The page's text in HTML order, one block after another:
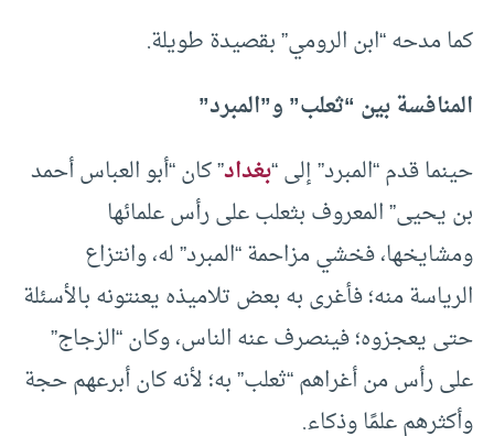
كما مدحه “ابن الرومي” بقصيدة طويلة.
المنافسة بين “ثعلب” و”المبرد”
حينما قدم “المبرد” إلى “بغداد” كان “أبو العباس أحمد
بن يحيى” المعروف بثعلب على رأس علمائها
ومشايخها، فخشي مزاحمة “المبرد” له، وانتزاع
الرياسة منه؛ فأغرى به بعض تلاميذه يعنتونه بالأسئلة
حتى يعجزوه؛ فينصرف عنه الناس، وكان “الزجاج”
على رأس من أغراهم “ثعلب” به؛ لأنه كان أبرعهم حجة
وأكثرهم علمًا وذكاء.